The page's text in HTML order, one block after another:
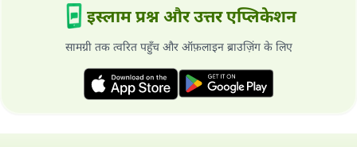
इस्लाम प्रश्न और उत्तर एप्लिकेशन
सामग्री तक त्वरित पहुँच और ऑफ़लाइन ब्राउज़िंग के लिए